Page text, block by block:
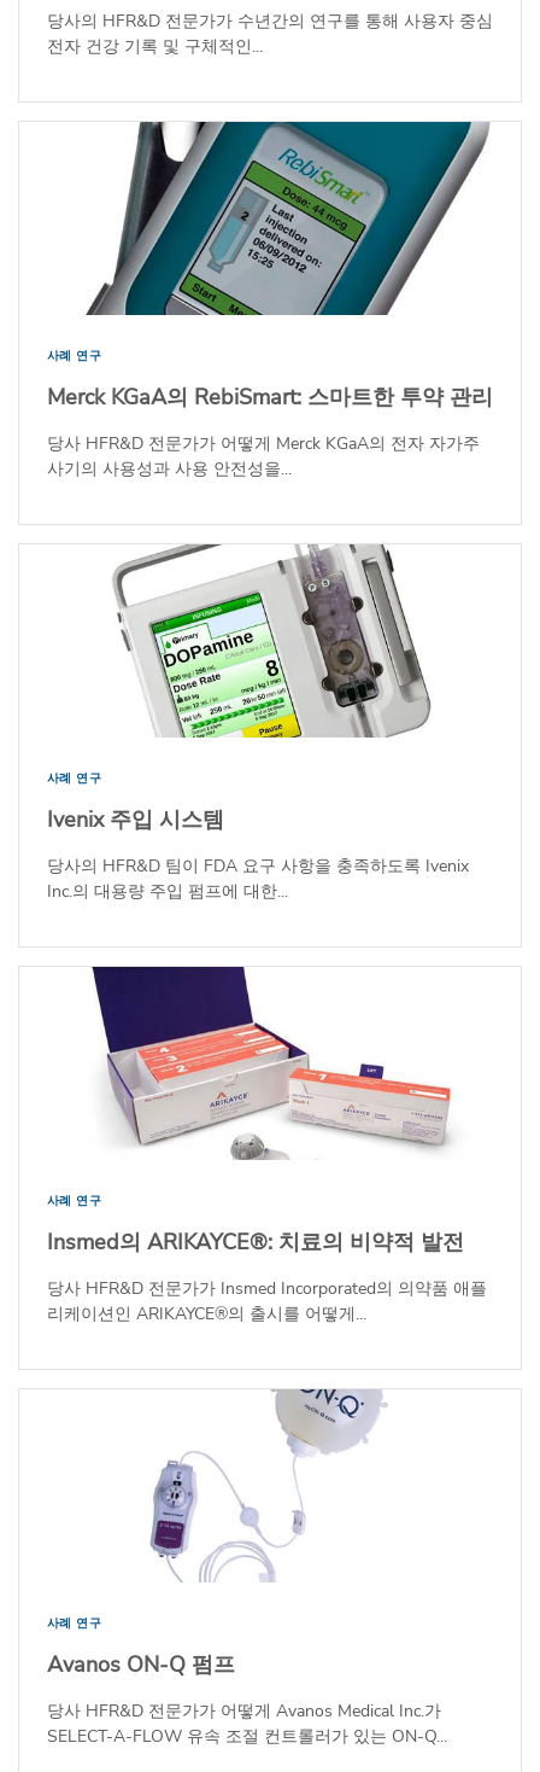
당사의 HFR&D 전문가가 수년간의 연구를 통해 사용자 중심
전자 건강 기록 및 구체적인...
사례 연구
Merck KGaA의 RebiSmart: 스마트한 투약 관리
당사 HFR&D 전문가가 어떻게 Merck KGaA의 전자 자가주
사기의 사용성과 사용 안전성을...
사례 연구
Ivenix 주입 시스템
당사의 HFR&D 팀이 FDA 요구 사항을 충족하도록 Ivenix
Inc.의 대용량 주입 펌프에 대한...
사례 연구
Insmed의 ARIKAYCE®: 치료의 비약적 발전
당사 HFR&D 전문가가 Insmed Incorporated의 의약품 애플
리케이션인 ARIKAYCE®의 출시를 어떻게...
사례 연구
Avanos ON-Q 펌프
당사 HFR&D 전문가가 어떻게 Avanos Medical Inc.가
SELECT-A-FLOW 유속 조절 컨트롤러가 있는 ON-Q...